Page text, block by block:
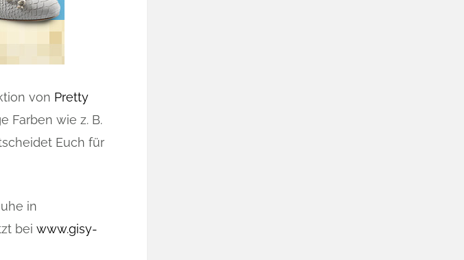
von Pretty
Farben wie z. B.
Euch für
in
bei www.gisy-